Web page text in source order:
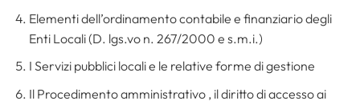
Elementi dell’ordinamento contabile e finanziario degli
Enti Locali (D. lgs.vo n. 267/2000 e s.m.i.)
I Servizi pubblici locali e le relative forme di gestione
Il Procedimento amministrativo , il diritto di accesso ai